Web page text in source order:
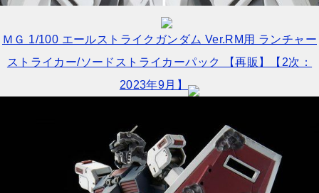
ＭＧ 1/100 エールストライクガンダム Ver.RM用 ランチャー
ストライカー/ソードストライカーパック 【再販】【2次：
2023年9月】